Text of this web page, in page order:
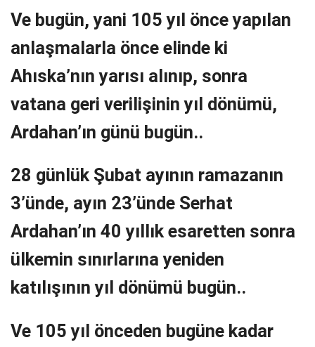
Ve bugün, yani 105 yıl önce yapılan
anlaşmalarla önce elinde ki
Ahıska’nın yarısı alınıp, sonra
vatana geri verilişinin yıl dönümü,
Ardahan’ın günü bugün..
28 günlük Şubat ayının ramazanın
3’ünde, ayın 23’ünde Serhat
Ardahan’ın 40 yıllık esaretten sonra
ülkemin sınırlarına yeniden
katılışının yıl dönümü bugün..
Ve 105 yıl önceden bugüne kadar